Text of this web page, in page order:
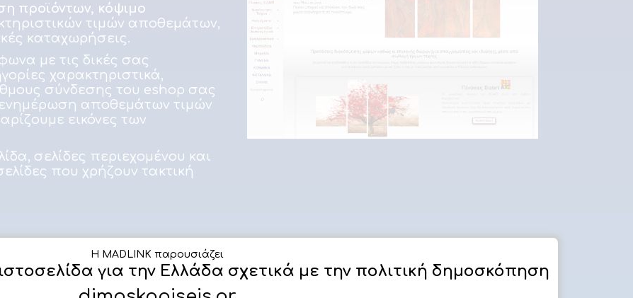
προϊόντων, κόψιμο
τιμών αποθεμάτων,
καταχωρήσεις.
με τις δικές σας
χαρακτηριστικά,
σύνδεσης του eshop σας
ενημέρωση αποθεμάτων τιμών
εικόνες των
σελίδες περιεχομένου και
που χρήζουν τακτική
Υποστήριξη, διαχείριση
Η MADLINK παρουσιάζει
για την Ελλάδα σχετικά με την πολιτική δημοσκόπηση